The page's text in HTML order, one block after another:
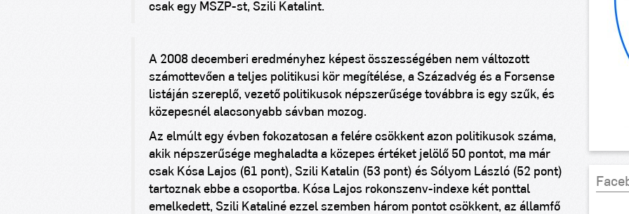
csak egy MSZP-st, Szili Katalint.
A 2008 decemberi eredményhez képest összességében nem változott
számottevően a teljes politikusi kör megítélése, a Századvég és a Forsense
listáján szereplő, vezető politikusok népszerűsége továbbra is egy szűk, és
közepesnél alacsonyabb sávban mozog.
Az elmúlt egy évben fokozatosan a felére csökkent azon politikusok száma,
akik népszerűsége meghaladta a közepes értéket jelölő 50 pontot, ma már
csak Kósa Lajos (61 pont), Szili Katalin (53 pont) és Sólyom László (52 pont)
tartoznak ebbe a csoportba. Kósa Lajos rokonszenv-indexe két ponttal
emelkedett, Szili Kataliné ezzel szemben három pontot csökkent, az államfő